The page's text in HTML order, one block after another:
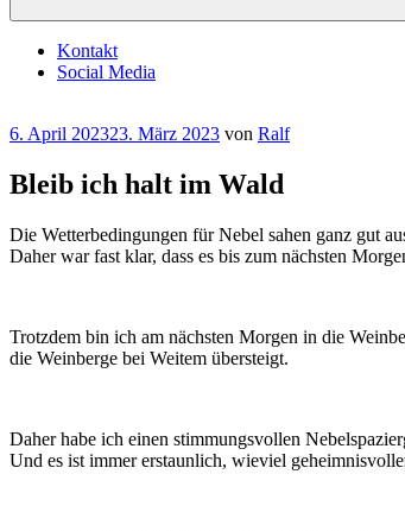
Kontakt
Social Media
Veröffentlicht
6. April 202323. März 2023 von Ralf
Bleib ich halt im Wald
Die Wetterbedingungen für Nebel sahen ganz gut
Daher war fast klar, dass es bis zum nächsten
Trotzdem bin ich am nächsten Morgen in die
die Weinberge bei Weitem übersteigt.
Daher habe ich einen stimmungsvollen
Und es ist immer erstaunlich, wieviel